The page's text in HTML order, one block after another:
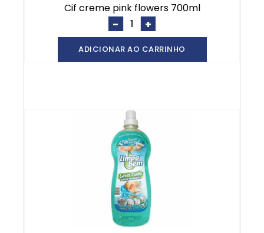
cif creme pink flowers 700ml
- +
ADICIONAR AO CARRINHO